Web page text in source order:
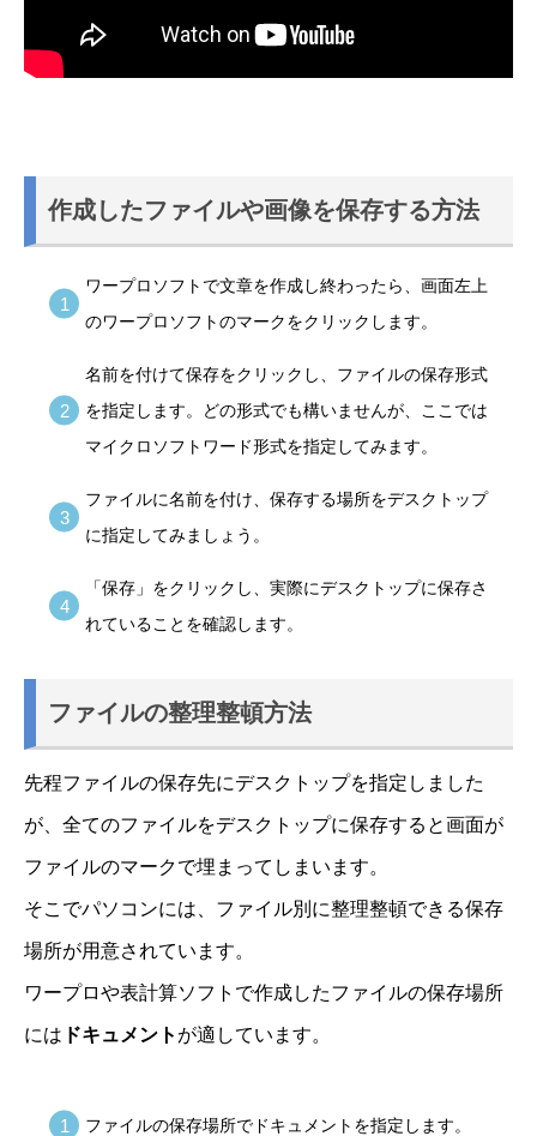
作成したファイルや画像を保存する方法
ワープロソフトで文章を作成し終わったら、画面左上
のワープロソフトのマークをクリックします。
名前を付けて保存をクリックし、ファイルの保存形式
を指定します。どの形式でも構いませんが、ここでは
マイクロソフトワード形式を指定してみます。
ファイルに名前を付け、保存する場所をデスクトップ
に指定してみましょう。
「保存」をクリックし、実際にデスクトップに保存さ
れていることを確認します。
ファイルの整理整頓方法
先程ファイルの保存先にデスクトップを指定しました
が、全てのファイルをデスクトップに保存すると画面が
ファイルのマークで埋まってしまいます。
そこでパソコンには、ファイル別に整理整頓できる保存
場所が用意されています。
ワープロや表計算ソフトで作成したファイルの保存場所
には ドキュメント が適しています。
ファイルの保存場所でドキュメントを指定します。